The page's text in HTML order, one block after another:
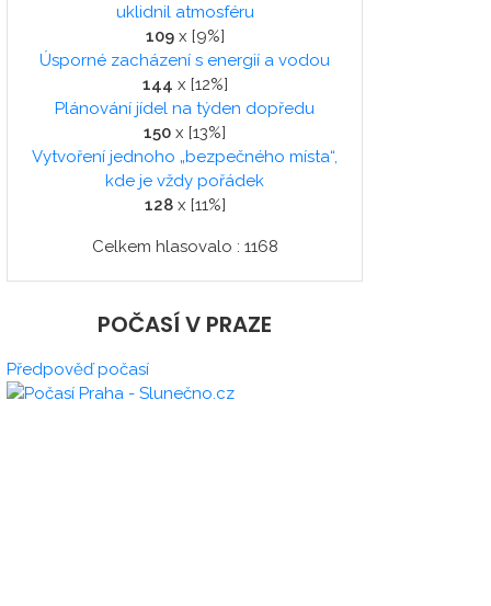
uklidnil atmosféru
109x [9%]
Úsporné zacházení s energií a vodou
144 x [12%]
Plánování jídel na týden dopředu
150 x [13%]
Vytvoření jednoho „bezpečného místa“,
kde je vždy pořádek
128x [11%]
Celkem hlasovalo : 1168
POČASÍ V PRAZE
Předpověď počasí